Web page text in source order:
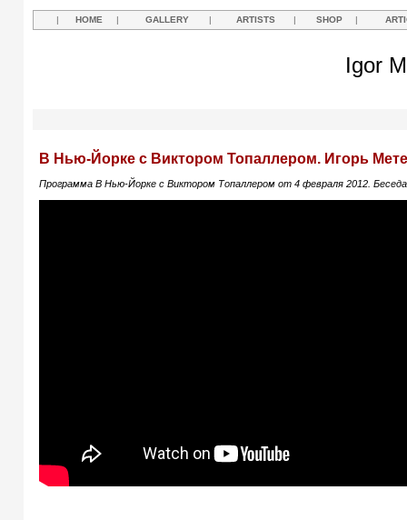
| HOME | GALLERY | ARTISTS | SHOP |
Igor
В Нью-Йорке с Виктором Топаллером. Игорь
Программа В Нью-Йорке с Виктором Топаллером от 4 февраля 2012.